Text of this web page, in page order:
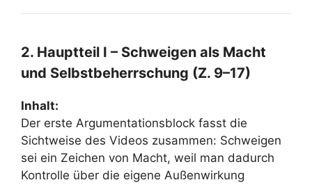
2. Hauptteil I – Schweigen als Macht
und Selbstbeherrschung (Z. 9–17)
Inhalt:
Der erste Argumentationsblock fasst die
Sichtweise des Videos zusammen: Schweigen
sei ein Zeichen von Macht, weil man dadurch
Kontrolle über die eigene Außenwirkung